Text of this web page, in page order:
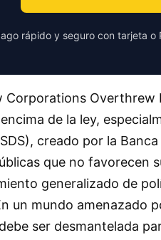
rápido y seguro con tarjeta o
Corporations
de la ley,
creado por la
que no favorecen
generalizado de
un mundo
ser desmantelada